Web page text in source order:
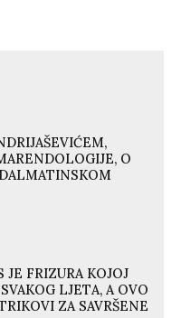
O
JE FRIZURA KOJOJ
LJETA, A OVO
ZA SAVRŠENE